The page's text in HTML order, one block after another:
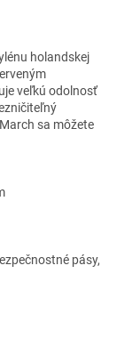
holandskej
veľkú odolnosť
sa môžete
pásy,